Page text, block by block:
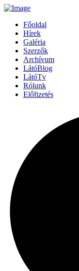
Főoldal
Hírek
Galéria
Szerzők
Archívum
LátóBlog
LátóTv
Rólunk
Előfizetés